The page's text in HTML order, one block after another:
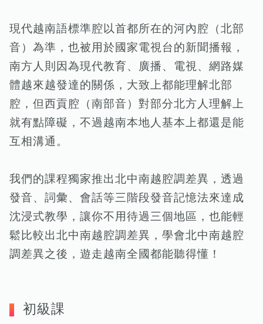
現代越南語標準腔以首都所在的河內腔（北部
音）為準，也被用於國家電視台的新聞播報，
南方人則因為現代教育、廣播、電視、網路媒
體越來越發達的關係，大致上都能理解北部
腔，但西貢腔（南部音）對部分北方人理解上
就有點障礙，不過越南本地人基本上都還是能
互相溝通。
我們的課程獨家推出北中南越腔調差異，透過
發音、詞彙、會話等三階段發音記憶法來達成
沈浸式教學，讓你不用待過三個地區，也能輕
鬆比較出北中南越腔調差異，學會北中南越腔
調差異之後，遊走越南全國都能聽得懂！
初級課